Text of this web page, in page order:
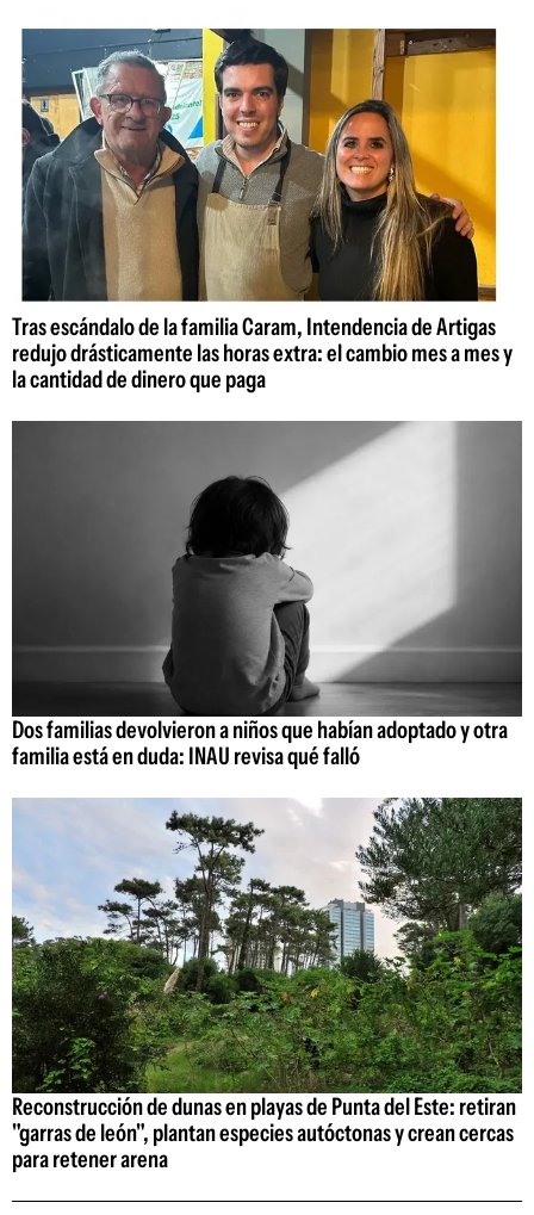
Tras escándalo de la familia Caram, Intendencia de Artigas
redujo drásticamente las horas extra: el cambio mes a mes y
la cantidad de dinero que paga
Dos familias devolvieron a niños que habían adoptado y otra
familia está en duda: INAU revisa qué falló
Reconstrucción de dunas en playas de Punta del Este: retiran
"garras de león", plantan especies autóctonas y crean cercas
para retener arena